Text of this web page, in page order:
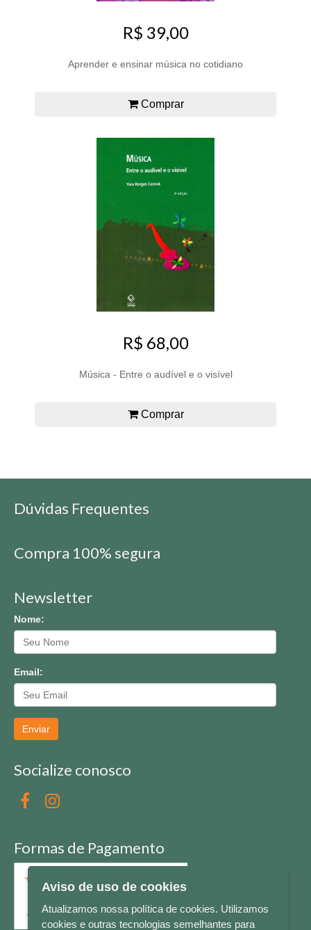
R$ 39,00
Aprender e ensinar música no cotidiano
Comprar
R$ 68,00
Música - Entre o audível e o visível
Comprar
Dúvidas Frequentes
Compra 100% segura
Newsletter
Nome:
Email:
Enviar
Socialize conosco
Formas de Pagamento
Aviso de uso de cookies
Atualizamos nossa política de cookies. Utilizamos
cookies e outras tecnologias semelhantes para